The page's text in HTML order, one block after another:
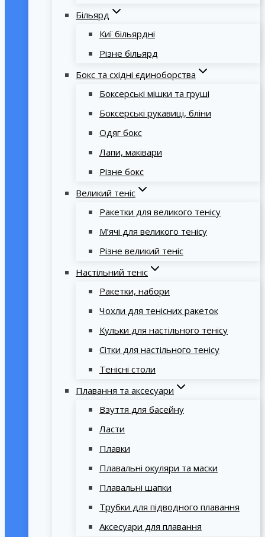
Більярд
Киї більярдні
Різне більярд
Бокс та східні єдиноборства
Боксерські мішки та груші
Боксерські рукавиці, бліни
Одяг бокс
Лапи, маківари
Різне бокс
Великий теніс
Ракетки для великого тенісу
М’ячі для великого тенісу
Різне великий теніс
Настільний теніс
Ракетки, набори
Чохли для тенісних ракеток
Кульки для настільного тенісу
Сітки для настільного тенісу
Тенісні столи
Плавання та аксесуари
Взуття для басейну
Ласти
Плавки
Плавальні окуляри та маски
Плавальні шапки
Трубки для підводного плавання
Аксесуари для плавання